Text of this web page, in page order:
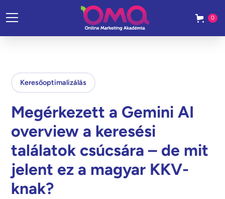
0
Keresőoptimalizálás
Megérkezett a Gemini AI
overview a keresési
találatok csúcsára – de mit
jelent ez a magyar KKV-
knak?